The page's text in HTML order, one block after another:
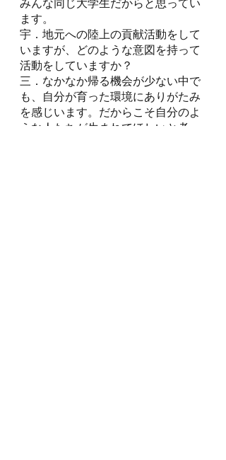
ます。
宇．地元への陸上の貢献活動をして
いますが、どのような意図を持って
活動をしていますか？
三．なかなか帰る機会が少ない中で
も、自分が育った環境にありがたみ
を感じいます。だからこそ自分のよ
うな人たちが生まれてほしいと考